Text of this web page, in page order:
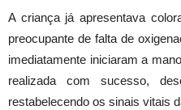
A criança já apresentava
preocupante de falta de
imediatamente iniciaram a
realizada com sucesso,
restabelecendo os sinais vitais